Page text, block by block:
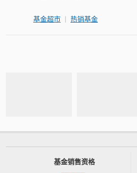
基金超市 | 热销基金
基金销售资格